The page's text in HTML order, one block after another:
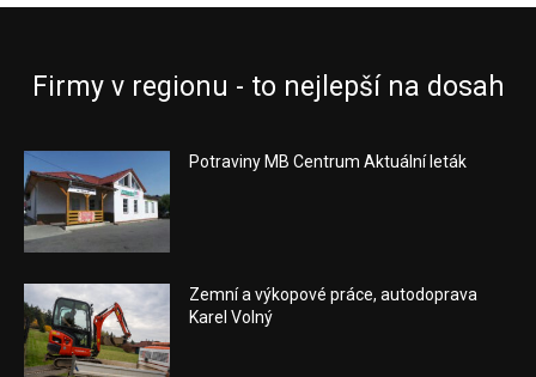
Firmy v regionu - to nejlepší na dosah
Potraviny MB Centrum Aktuální leták
Zemní a výkopové práce, autodoprava
Karel Volný